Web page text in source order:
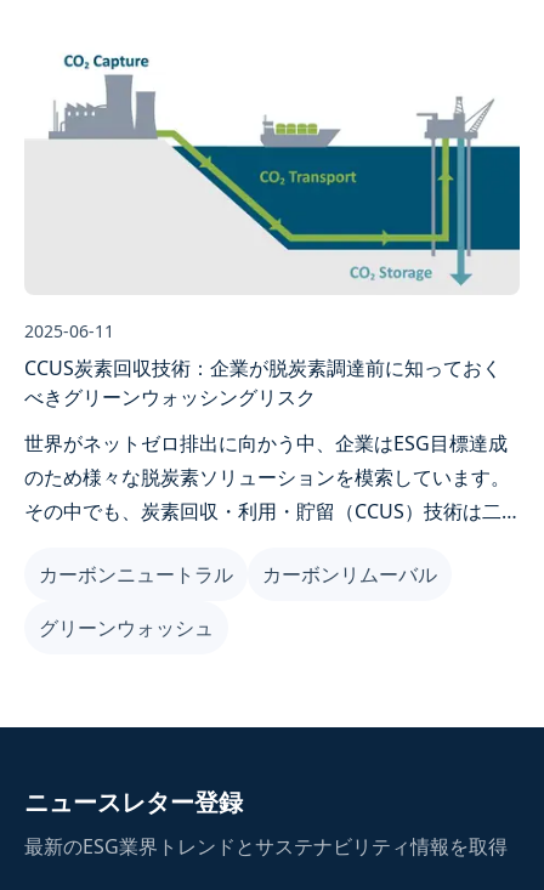
であり、これが企業のサプライチェーン脱炭素とスコー
プ3管理の転換点となることです。本記事では、企業が
この転換の好機をどのように捉えるべきかを解説しま
2025-06-11
CCUS炭素回収技術：企業が脱炭素調達前に知っておく
べきグリーンウォッシングリスク
世界がネットゼロ排出に向かう中、企業はESG目標達成
のため様々な脱炭素ソリューションを模索しています。
その中でも、炭素回収・利用・貯留（CCUS）技術は二
戦略の一環として位置づけられています。しかし、この
技術に対する論争は激化しており、企業が十分な理解な
カーボンニュートラル
カーボンリムーバル
グリーンウォッシュ
ニュースレター登録
最新のESG業界トレンドとサステナビリティ情報を取得